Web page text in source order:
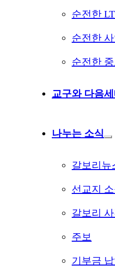
순전한
순전한
순전한
교구와 다음
나누는 소식
갈보리뉴
선교지 소
갈보리
주보
기부금